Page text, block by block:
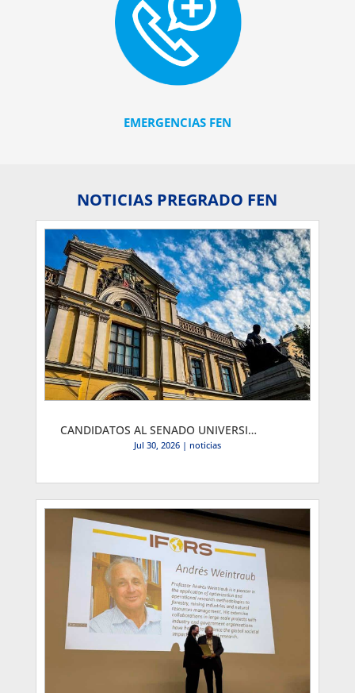
EMERGENCIAS FEN
NOTICIAS PREGRADO FEN
CANDIDATOS AL SENADO UNIVERSITARIO
Jul 30, 2026| noticias